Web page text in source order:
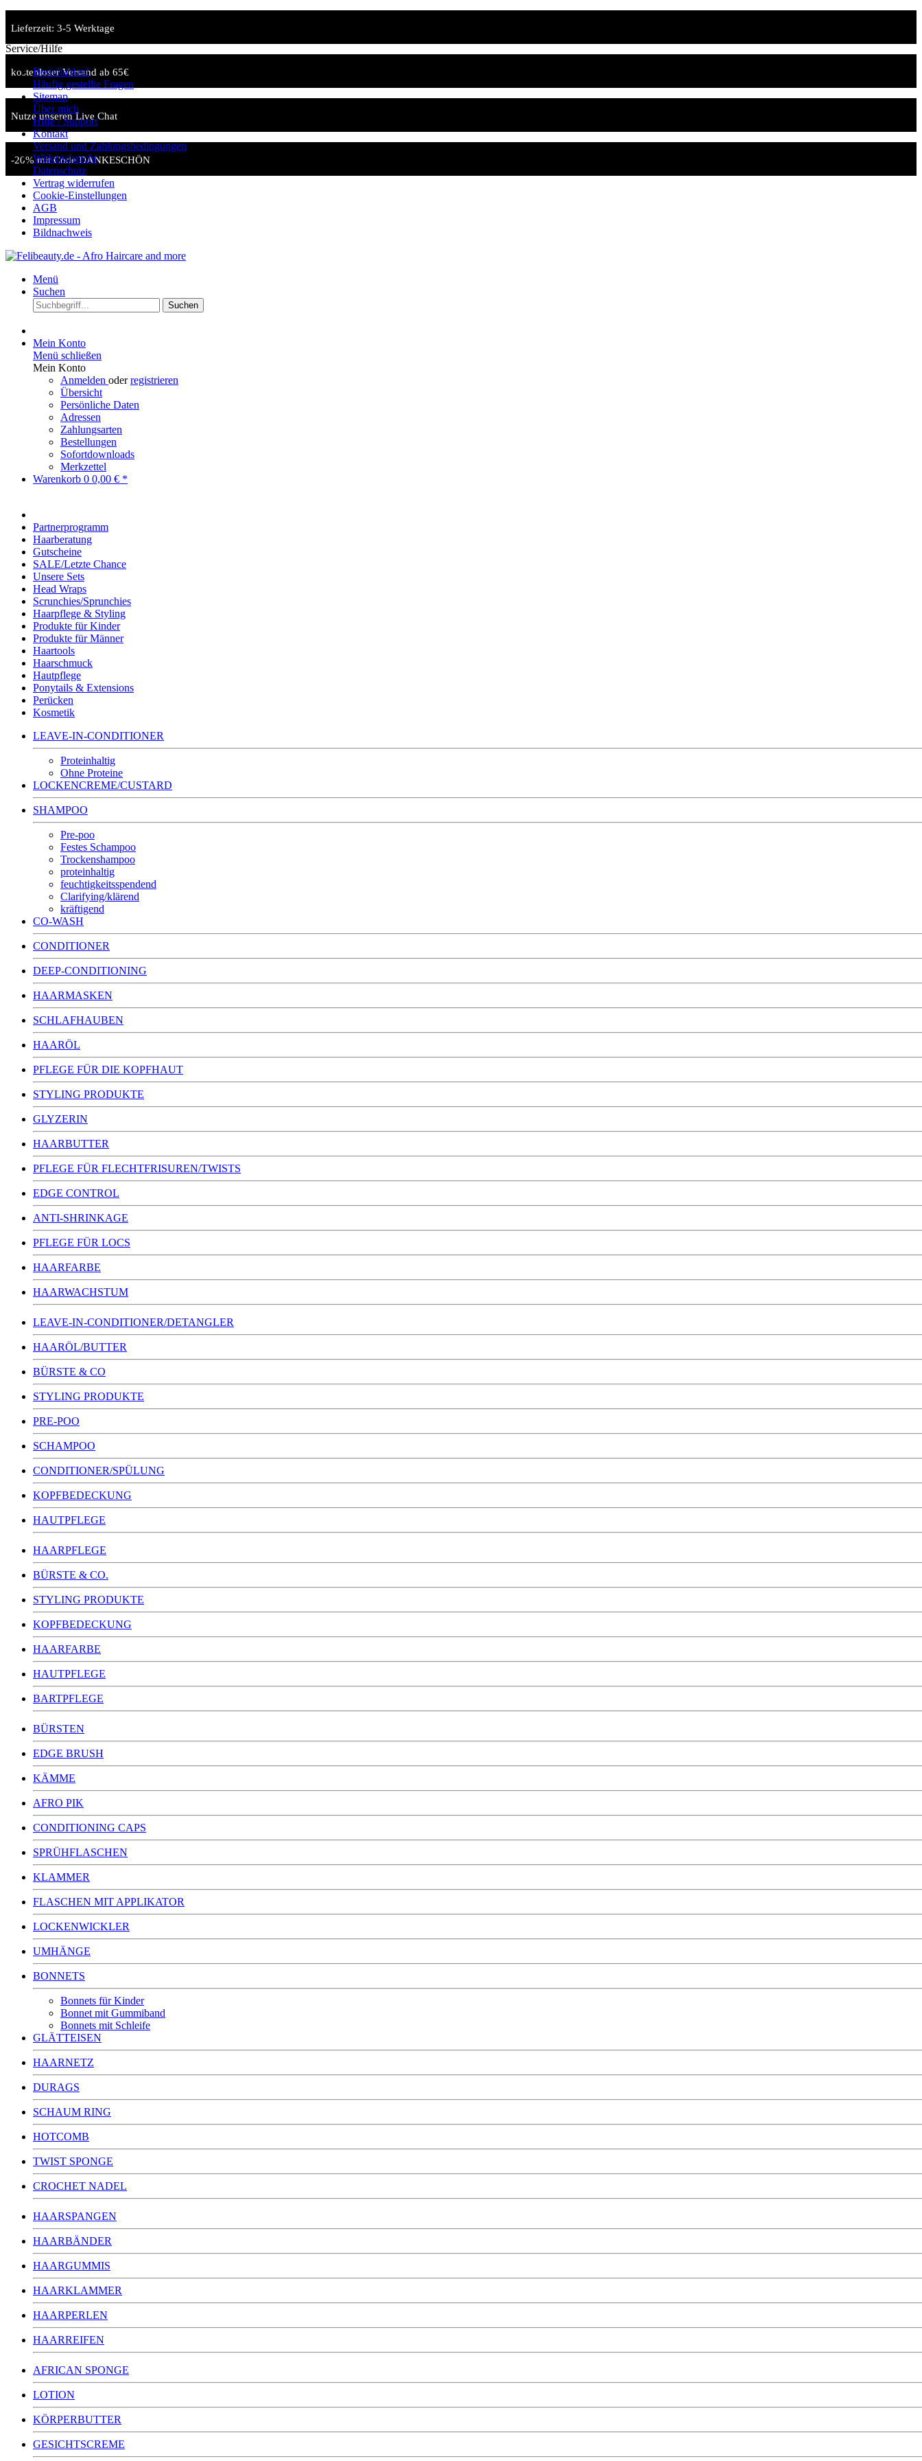
Lieferzeit: 3-5 Werktage
kostenloser Versand ab 65€
Nutze unseren Live Chat
-20% mit Code DANKESCHÖN
Service/Hilfe
Bestellablauf
Häufig gestellte Fragen
Sitemap
Über mich
Hilfe / Support
Kontakt
Versand und Zahlungsbedingungen
Widerrufsrecht
Datenschutz
Vertrag widerrufen
Cookie-Einstellungen
AGB
Impressum
Bildnachweis
Menü
Suchen
Suchen
Mein Konto
Menü schließen
Mein Konto
Anmelden oderregistrieren
Übersicht
Persönliche Daten
Adressen
Zahlungsarten
Bestellungen
Sofortdownloads
Merkzettel
Warenkorb 0 0,00 € *
Partnerprogramm
Haarberatung
Gutscheine
SALE/Letzte Chance
Unsere Sets
Head Wraps
Scrunchies/Sprunchies
Haarpflege & Styling
Produkte für Kinder
Produkte für Männer
Haartools
Haarschmuck
Hautpflege
Ponytails & Extensions
Perücken
Kosmetik
LEAVE-IN-CONDITIONER
Proteinhaltig
Ohne Proteine
LOCKENCREME/CUSTARD
SHAMPOO
Pre-poo
Festes Schampoo
Trockenshampoo
proteinhaltig
feuchtigkeitsspendend
Clarifying/klärend
kräftigend
CO-WASH
CONDITIONER
DEEP-CONDITIONING
HAARMASKEN
SCHLAFHAUBEN
HAARÖL
PFLEGE FÜR DIE KOPFHAUT
STYLING PRODUKTE
GLYZERIN
HAARBUTTER
PFLEGE FÜR FLECHTFRISUREN/TWISTS
EDGE CONTROL
ANTI-SHRINKAGE
PFLEGE FÜR LOCS
HAARFARBE
HAARWACHSTUM
LEAVE-IN-CONDITIONER/DETANGLER
HAARÖL/BUTTER
BÜRSTE & CO
STYLING PRODUKTE
PRE-POO
SCHAMPOO
CONDITIONER/SPÜLUNG
KOPFBEDECKUNG
HAUTPFLEGE
HAARPFLEGE
BÜRSTE & CO.
STYLING PRODUKTE
KOPFBEDECKUNG
HAARFARBE
HAUTPFLEGE
BARTPFLEGE
BÜRSTEN
EDGE BRUSH
KÄMME
AFRO PIK
CONDITIONING CAPS
SPRÜHFLASCHEN
KLAMMER
FLASCHEN MIT APPLIKATOR
LOCKENWICKLER
UMHÄNGE
BONNETS
Bonnets für Kinder
Bonnet mit Gummiband
Bonnets mit Schleife
GLÄTTEISEN
HAARNETZ
DURAGS
SCHAUM RING
HOTCOMB
TWIST SPONGE
CROCHET NADEL
HAARSPANGEN
HAARBÄNDER
HAARGUMMIS
HAARKLAMMER
HAARPERLEN
HAARREIFEN
AFRICAN SPONGE
LOTION
KÖRPERBUTTER
GESICHTSCREME